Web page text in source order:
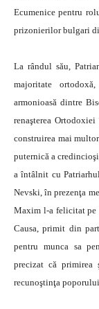
Ecumenice pentru
prizonierilor bulgari
La rândul său,
majoritate
armonioasă dintre
renaşterea
construirea mai
puternică a
a întâlnit cu
Nevski, în prezenţa
Maxim l-a felicitat pe
Causa, primit din
pentru munca sa
precizat că primirea
recunoştinţa